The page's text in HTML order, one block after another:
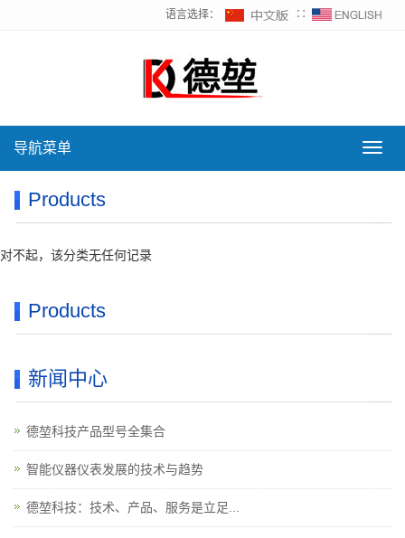
语言选择： ∷
导
导航菜单
Products
对不起，该分类无任何记录
Products
新闻中心
德堃科技产品型号全集合
智能仪器仪表发展的技术与趋势
德堃科技：技术、产品、服务是立足...